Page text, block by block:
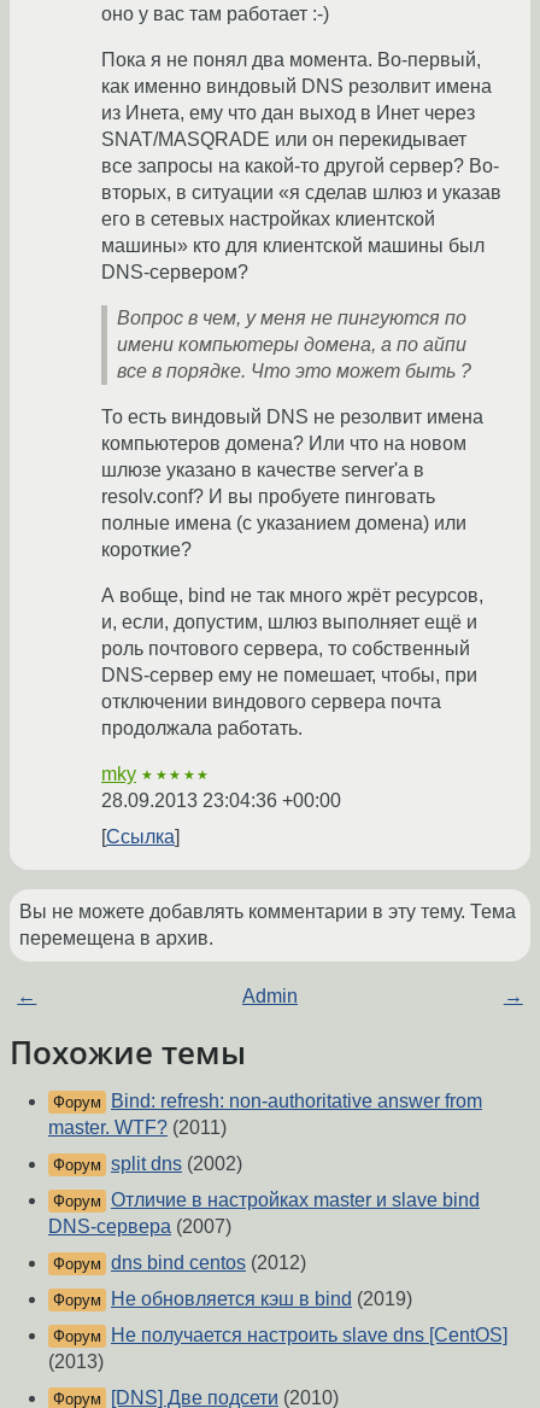
оно у вас там работает :-)
Пока я не понял два момента. Во-первый,
как именно виндовый DNS резолвит имена
из Инета, ему что дан выход в Инет через
SNAT/MASQRADE или он перекидывает
все запросы на какой-то другой сервер? Во-
вторых, в ситуации «я сделав шлюз и указав
его в сетевых настройках клиентской
машины» кто для клиентской машины был
DNS-сервером?
Вопрос в чем, у меня не пингуются по
имени компьютеры домена, а по айпи
все в порядке. Что это может быть ?
То есть виндовый DNS не резолвит имена
компьютеров домена? Или что на новом
шлюзе указано в качестве server'а в
resolv.conf? И вы пробуете пинговать
полные имена (с указанием домена) или
короткие?
А вобще, bind не так много жрёт ресурсов,
и, если, допустим, шлюз выполняет ещё и
роль почтового сервера, то собственный
DNS-сервер ему не помешает, чтобы, при
отключении виндового сервера почта
продолжала работать.
mky ★★★★★
28.09.2013 23:04:36 +00:00
Ссылка
Вы не можете добавлять комментарии в эту тему. Тема
перемещена в архив.
← Admin →
Похожие темы
Форум
Bind: refresh: non-authoritative answer from
master. WTF? (2011)
Форум split dns (2002)
Форум Отличие в настройках master и slave bind
DNS-сервера (2007)
Форум dns bind centos (2012)
Форум Не обновляется кэш в bind (2019)
Форум
Не получается настроить slave dns [CentOS]
(2013)
Форум [DNS] Две подсети (2010)